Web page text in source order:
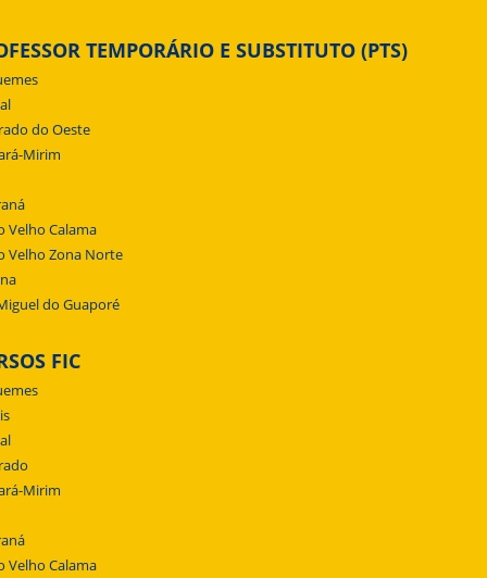
TEMPORÁRIO E SUBSTITUTO (PTS)
do Oeste
Mirim
Velho Calama
Velho Zona Norte
do Guaporé
FIC
Mirim
Velho Calama